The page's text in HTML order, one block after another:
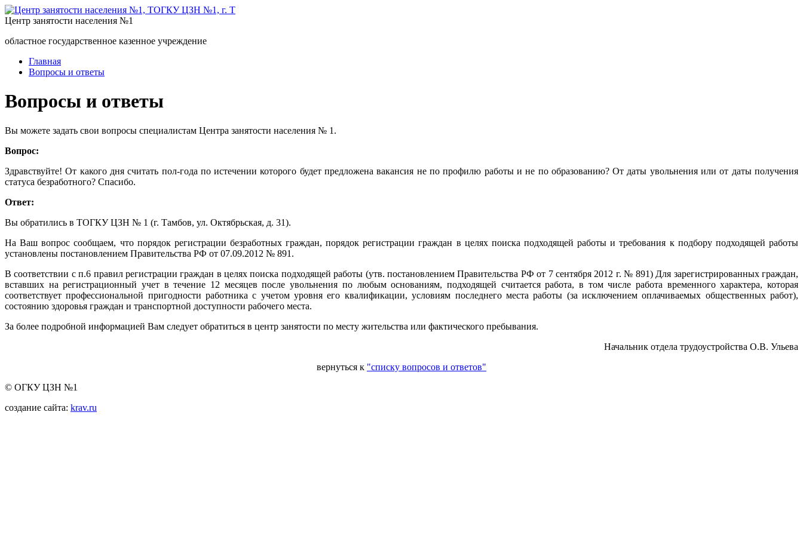
Центр занятости населения №1
областное государственное казенное учреждение
Главная
Вопросы и ответы
Вопросы и ответы
Вы можете задать свои вопросы специалистам Центра занятости населения № 1.
Вопрос:
Здравствуйте! От какого дня считать пол-года по истечении которого будет предложена вакансия не по профилю работы и не по образованию? От даты увольнения или от даты получения
статуса безработного? Спасибо.
Ответ:
Вы обратились в ТОГКУ ЦЗН № 1 (г. Тамбов, ул. Октябрьская, д. 31).
На Ваш вопрос сообщаем, что порядок регистрации безработных граждан, порядок регистрации граждан в целях поиска подходящей работы и требования к подбору подходящей работы
установлены постановлением Правительства РФ от 07.09.2012 № 891.
В соответствии с п.6 правил регистрации граждан в целях поиска подходящей работы (утв. постановлением Правительства РФ от 7 сентября 2012 г. № 891) Для зарегистрированных граждан,
вставших на регистрационный учет в течение 12 месяцев после увольнения по любым основаниям, подходящей считается работа, в том числе работа временного характера, которая
соответствует профессиональной пригодности работника с учетом уровня его квалификации, условиям последнего места работы (за исключением оплачиваемых общественных работ),
состоянию здоровья граждан и транспортной доступности рабочего места.
За более подробной информацией Вам следует обратиться в центр занятости по месту жительства или фактического пребывания.
Начальник отдела трудоустройства О.В. Ульева
вернуться к "списку вопросов и ответов"
© ОГКУ ЦЗН №1
создание сайта: krav.ru